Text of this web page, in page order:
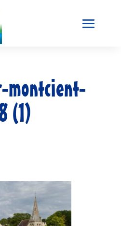
montcient-
(1)